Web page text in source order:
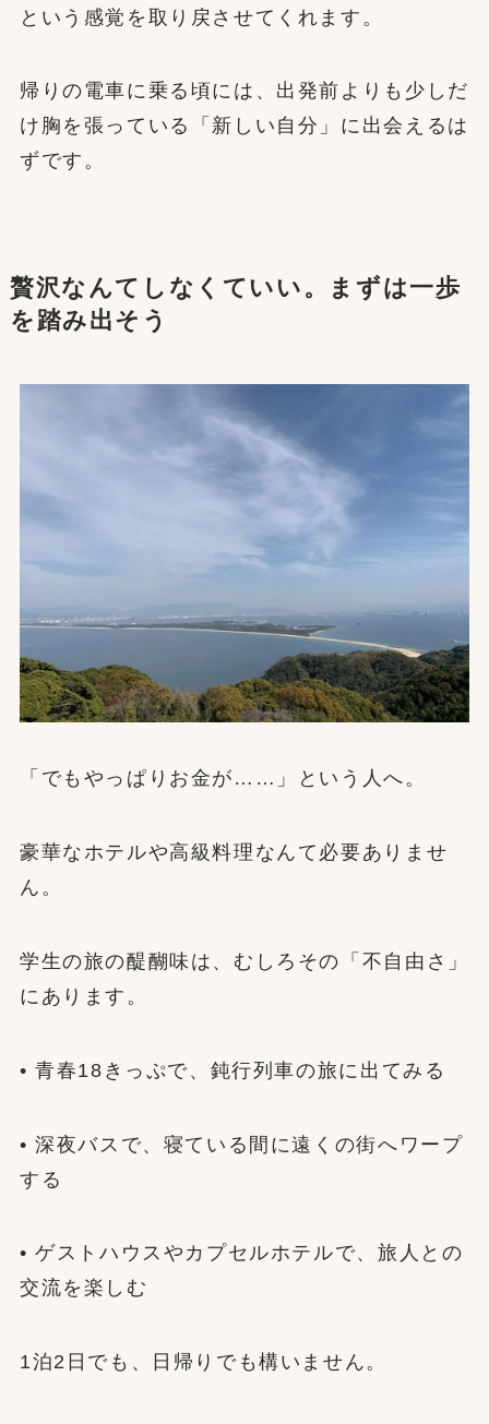
という感覚を取り戻させてくれます。
帰りの電車に乗る頃には、出発前よりも少しだ
け胸を張っている「新しい自分」に出会えるは
ずです。
贅沢なんてしなくていい。まずは一歩
を踏み出そう
「でもやっぱりお金が……」という人へ。
豪華なホテルや高級料理なんて必要ありませ
ん。
学生の旅の醍醐味は、むしろその「不自由さ」
にあります。
• 青春18きっぷで、鈍行列車の旅に出てみる
• 深夜バスで、寝ている間に遠くの街へワープ
する
• ゲストハウスやカプセルホテルで、旅人との
交流を楽しむ
1泊2日でも、日帰りでも構いません。